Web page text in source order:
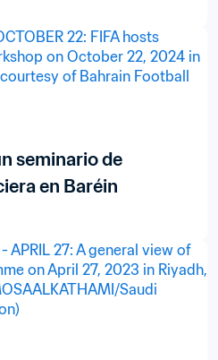
seminario de
en Baréin